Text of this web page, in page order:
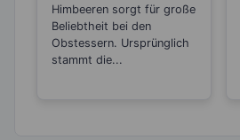
Himbeeren sorgt für große
Beliebtheit bei den
Obstessern. Ursprünglich
stammt die...